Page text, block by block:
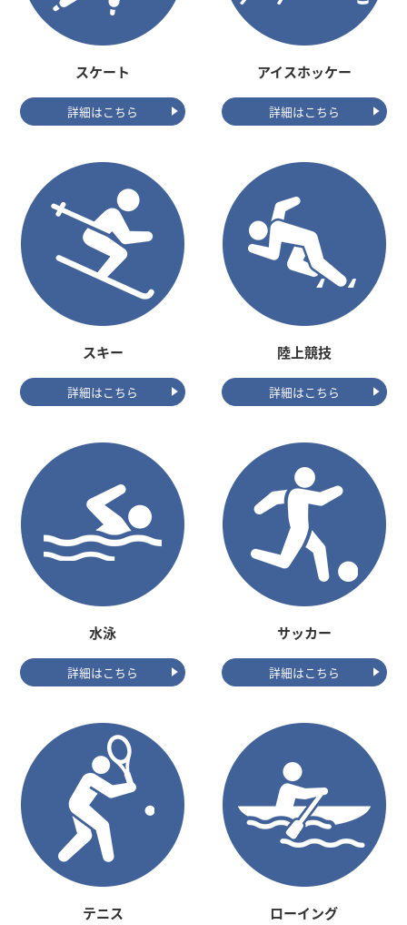
スケート
詳細はこちら
アイスホッケー
詳細はこちら
スキー
詳細はこちら
陸上競技
詳細はこちら
水泳
詳細はこちら
サッカー
詳細はこちら
テニス ローイング